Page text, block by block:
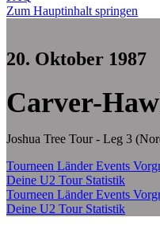
Zum Hauptinhalt springen
20. Oktober 1987
Carver-
Joshua Tree Tour - Leg 3
Tourneen LänderEvents
Deine U2 Tour Statistik
Tourneen LänderEvents
Deine U2 Tour Statistik